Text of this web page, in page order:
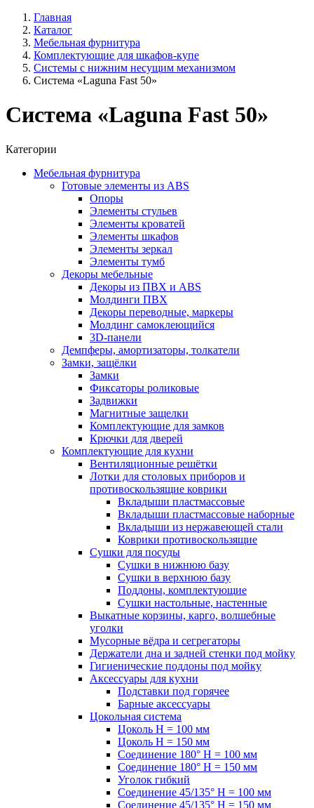
Главная
Каталог
Мебельная фурнитура
Комплектующие для шкафов-купе
Системы с нижним несущим механизмом
Система «Laguna Fast 50»
Система «Laguna Fast 50»
Категории
Мебельная фурнитура
Готовые элементы из ABS
Опоры
Элементы стульев
Элементы кроватей
Элементы шкафов
Элементы зеркал
Элементы тумб
Декоры мебельные
Декоры из ПВХ и ABS
Молдинги ПВХ
Декоры переводные, маркеры
Молдинг самоклеющийся
3D-панели
Демпферы, амортизаторы, толкатели
Замки, защёлки
Замки
Фиксаторы роликовые
Задвижки
Магнитные защелки
Комплектующие для замков
Крючки для дверей
Комплектующие для кухни
Вентиляционные решётки
Лотки для столовых приборов и
противоскользящие коврики
Вкладыши пластмассовые
Вкладыши пластмассовые наборные
Вкладыши из нержавеющей стали
Коврики противоскользящие
Сушки для посуды
Сушки в нижнюю базу
Сушки в верхнюю базу
Поддоны, комплектующие
Сушки настольные, настенные
Выкатные корзины, карго, волшебные
уголки
Мусорные вёдра и сегрегаторы
Держатели дна и задней стенки под мойку
Гигиенические поддоны под мойку
Аксессуары для кухни
Подставки под горячее
Барные аксессуары
Цокольная система
Цоколь H = 100 мм
Цоколь H = 150 мм
Соединение 180° H = 100 мм
Соединение 180° H = 150 мм
Уголок гибкий
Соединение 45/135° H = 100 мм
Соединение 45/135° H = 150 мм